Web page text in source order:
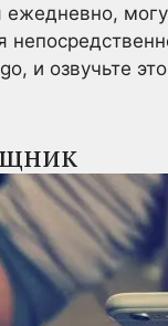
ежедневно,
и озвучьте